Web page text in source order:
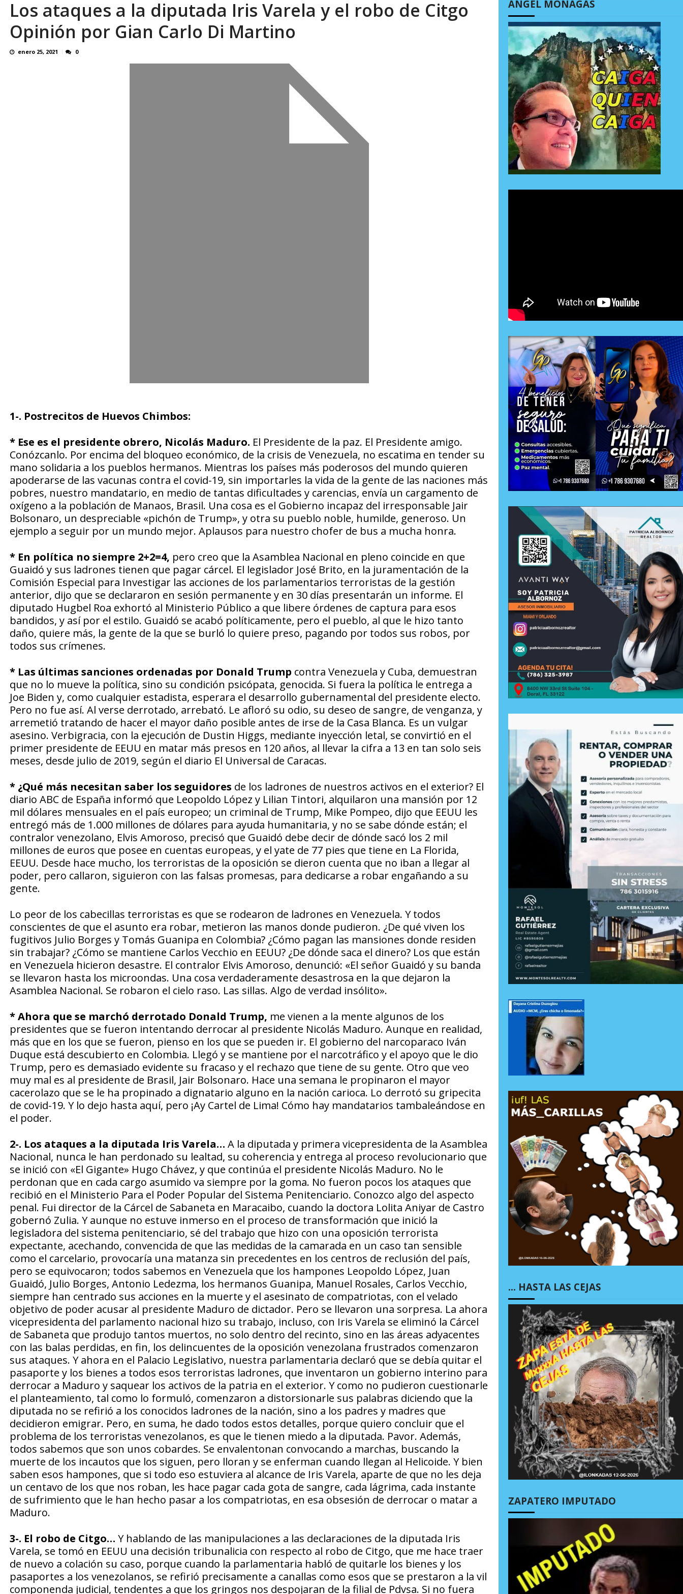
¿QUE PROTEGES TU? Por: Miguel Ángel León R AGOSTO 8, 2026
Los ataques a la diputada Iris Varela y el robo de Citgo
Opinión por Gian Carlo Di Martino
enero 25, 2021 0
1-. Postrecitos de Huevos Chimbos:
* Ese es el presidente obrero, Nicolás Maduro. El Presidente de la paz. El Presidente amigo.
Conózcanlo. Por encima del bloqueo económico, de la crisis de Venezuela, no escatima en tender su
mano solidaria a los pueblos hermanos. Mientras los países más poderosos del mundo quieren
apoderarse de las vacunas contra el covid-19, sin importarles la vida de la gente de las naciones más
pobres, nuestro mandatario, en medio de tantas dificultades y carencias, envía un cargamento de
oxígeno a la población de Manaos, Brasil. Una cosa es el Gobierno incapaz del irresponsable Jair
Bolsonaro, un despreciable «pichón de Trump», y otra su pueblo noble, humilde, generoso. Un
ejemplo a seguir por un mundo mejor. Aplausos para nuestro chofer de bus a mucha honra.
* En política no siempre 2+2=4, pero creo que la Asamblea Nacional en pleno coincide en que
Guaidó y sus ladrones tienen que pagar cárcel. El legislador José Brito, en la juramentación de la
Comisión Especial para Investigar las acciones de los parlamentarios terroristas de la gestión
anterior, dijo que se declararon en sesión permanente y en 30 días presentarán un informe. El
diputado Hugbel Roa exhortó al Ministerio Público a que libere órdenes de captura para esos
bandidos, y así por el estilo. Guaidó se acabó políticamente, pero el pueblo, al que le hizo tanto
daño, quiere más, la gente de la que se burló lo quiere preso, pagando por todos sus robos, por
todos sus crímenes.
* Las últimas sanciones ordenadas por Donald Trump contra Venezuela y Cuba, demuestran
que no lo mueve la política, sino su condición psicópata, genocida. Si fuera la política le entrega a
Joe Biden y, como cualquier estadista, esperara el desarrollo gubernamental del presidente electo.
Pero no fue así. Al verse derrotado, arrebató. Le afloró su odio, su deseo de sangre, de venganza, y
arremetió tratando de hacer el mayor daño posible antes de irse de la Casa Blanca. Es un vulgar
asesino. Verbigracia, con la ejecución de Dustin Higgs, mediante inyección letal, se convirtió en el
primer presidente de EEUU en matar más presos en 120 años, al llevar la cifra a 13 en tan solo seis
meses, desde julio de 2019, según el diario El Universal de Caracas.
* ¿Qué más necesitan saber los seguidores de los ladrones de nuestros activos en el exterior? El
diario ABC de España informó que Leopoldo López y Lilian Tintori, alquilaron una mansión por 12
mil dólares mensuales en el país europeo; un criminal de Trump, Mike Pompeo, dijo que EEUU les
entregó más de 1.000 millones de dólares para ayuda humanitaria, y no se sabe dónde están; el
contralor venezolano, Elvis Amoroso, precisó que Guaidó debe decir de dónde sacó los 2 mil
millones de euros que posee en cuentas europeas, y el yate de 77 pies que tiene en La Florida,
EEUU. Desde hace mucho, los terroristas de la oposición se dieron cuenta que no iban a llegar al
poder, pero callaron, siguieron con las falsas promesas, para dedicarse a robar engañando a su
gente.
Lo peor de los cabecillas terroristas es que se rodearon de ladrones en Venezuela. Y todos
conscientes de que el asunto era robar, metieron las manos donde pudieron. ¿De qué viven los
fugitivos Julio Borges y Tomás Guanipa en Colombia? ¿Cómo pagan las mansiones donde residen
sin trabajar? ¿Cómo se mantiene Carlos Vecchio en EEUU? ¿De dónde saca el dinero? Los que están
en Venezuela hicieron desastre. El contralor Elvis Amoroso, denunció: «El señor Guaidó y su banda
se llevaron hasta los microondas. Una cosa verdaderamente desastrosa en la que dejaron la
Asamblea Nacional. Se robaron el cielo raso. Las sillas. Algo de verdad insólito».
* Ahora que se marchó derrotado Donald Trump, me vienen a la mente algunos de los
presidentes que se fueron intentando derrocar al presidente Nicolás Maduro. Aunque en realidad,
más que en los que se fueron, pienso en los que se pueden ir. El gobierno del narcoparaco Iván
Duque está descubierto en Colombia. Llegó y se mantiene por el narcotráfico y el apoyo que le dio
Trump, pero es demasiado evidente su fracaso y el rechazo que tiene de su gente. Otro que veo
muy mal es al presidente de Brasil, Jair Bolsonaro. Hace una semana le propinaron el mayor
cacerolazo que se le ha propinado a dignatario alguno en la nación carioca. Lo derrotó su gripecita
de covid-19. Y lo dejo hasta aquí, pero ¡Ay Cartel de Lima! Cómo hay mandatarios tambaleándose en
el poder.
2-. Los ataques a la diputada Iris Varela… A la diputada y primera vicepresidenta de la Asamblea
Nacional, nunca le han perdonado su lealtad, su coherencia y entrega al proceso revolucionario que
se inició con «El Gigante» Hugo Chávez, y que continúa el presidente Nicolás Maduro. No le
perdonan que en cada cargo asumido va siempre por la goma. No fueron pocos los ataques que
recibió en el Ministerio Para el Poder Popular del Sistema Penitenciario. Conozco algo del aspecto
penal. Fui director de la Cárcel de Sabaneta en Maracaibo, cuando la doctora Lolita Aniyar de Castro
gobernó Zulia. Y aunque no estuve inmerso en el proceso de transformación que inició la
legisladora del sistema penitenciario, sé del trabajo que hizo con una oposición terrorista
expectante, acechando, convencida de que las medidas de la camarada en un caso tan sensible
como el carcelario, provocaría una matanza sin precedentes en los centros de reclusión del país,
pero se equivocaron; todos sabemos en Venezuela que los hampones Leopoldo López, Juan
Guaidó, Julio Borges, Antonio Ledezma, los hermanos Guanipa, Manuel Rosales, Carlos Vecchio,
siempre han centrado sus acciones en la muerte y el asesinato de compatriotas, con el velado
objetivo de poder acusar al presidente Maduro de dictador. Pero se llevaron una sorpresa. La ahora
vicepresidenta del parlamento nacional hizo su trabajo, incluso, con Iris Varela se eliminó la Cárcel
de Sabaneta que produjo tantos muertos, no solo dentro del recinto, sino en las áreas adyacentes
con las balas perdidas, en fin, los delincuentes de la oposición venezolana frustrados comenzaron
sus ataques. Y ahora en el Palacio Legislativo, nuestra parlamentaria declaró que se debía quitar el
pasaporte y los bienes a todos esos terroristas ladrones, que inventaron un gobierno interino para
derrocar a Maduro y saquear los activos de la patria en el exterior. Y como no pudieron cuestionarle
el planteamiento, tal como lo formuló, comenzaron a distorsionarle sus palabras diciendo que la
diputada no se refirió a los conocidos ladrones de la nación, sino a los padres y madres que
decidieron emigrar. Pero, en suma, he dado todos estos detalles, porque quiero concluir que el
problema de los terroristas venezolanos, es que le tienen miedo a la diputada. Pavor. Además,
todos sabemos que son unos cobardes. Se envalentonan convocando a marchas, buscando la
muerte de los incautos que los siguen, pero lloran y se enferman cuando llegan al Helicoide. Y bien
saben esos hampones, que si todo eso estuviera al alcance de Iris Varela, aparte de que no les deja
un centavo de los que nos roban, les hace pagar cada gota de sangre, cada lágrima, cada instante
de sufrimiento que le han hecho pasar a los compatriotas, en esa obsesión de derrocar o matar a
Maduro.
3-. El robo de Citgo… Y hablando de las manipulaciones a las declaraciones de la diputada Iris
Varela, se tomó en EEUU una decisión tribunalicia con respecto al robo de Citgo, que me hace traer
de nuevo a colación su caso, porque cuando la parlamentaria habló de quitarle los bienes y los
pasaportes a los venezolanos, se refirió precisamente a canallas como esos que se prestaron a la vil
componenda judicial, tendentes a que los gringos nos despojaran de la filial de Pdvsa. Si no fuera
ÁNGEL MONAGAS
… HASTA LAS CEJAS
ZAPATERO IMPUTADO